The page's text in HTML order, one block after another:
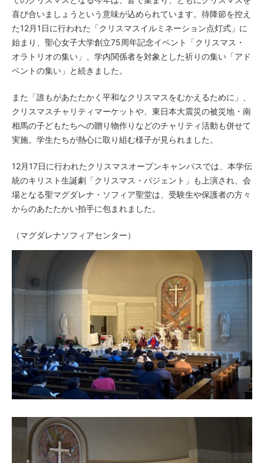
喜び合いましょうという意味が込められています。待降節を控え
た12月1日に行われた「クリスマスイルミネーション点灯式」に
始まり、聖心女子大学創立75周年記念イベント「クリスマス・
オラトリオの集い」、学内関係者を対象とした祈りの集い「アド
ベントの集い」と続きました。
また「誰もがあたたかく平和なクリスマスをむかえるために」、
クリスマスチャリティマーケットや、東日本大震災の被災地・南
相馬の子どもたちへの贈り物作りなどのチャリティ活動も併せて
実施。学生たちが熱心に取り組む様子が見られました。
12月17日に行われたクリスマスオープンキャンパスでは、本学伝
統のキリスト生誕劇「クリスマス・パジェント」も上演され、会
場となる聖マグダレナ・ソフィア聖堂は、受験生や保護者の方々
からのあたたかい拍手に包まれました。
（マグダレナソフィアセンター）